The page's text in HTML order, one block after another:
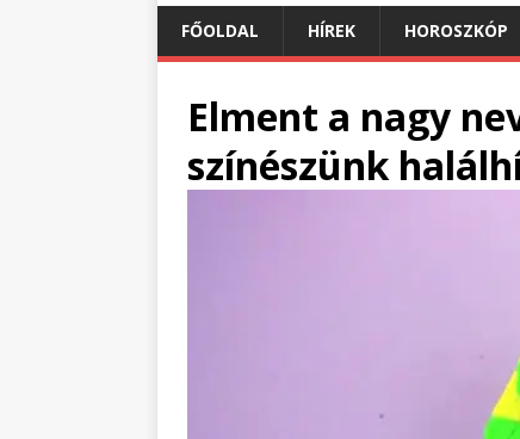
FŐOLDAL HÍREK HOROSZKÓP
Elment a nagy
színészünk